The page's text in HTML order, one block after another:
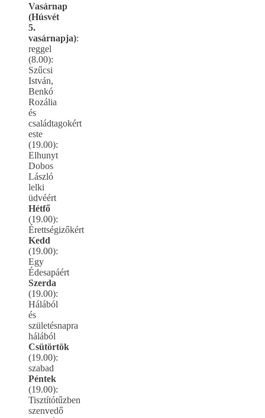
Vasárnap
(Húsvét
5.
vasárnapja):
reggel
(8.00):
Szűcsi
István,
Benkó
Rozália
és
családtagokért
este
(19.00):
Elhunyt
Dobos
László
lelki
üdvéért
Hétfő
(19.00):
Érettségizőkért
Kedd
(19.00):
Egy
Édesapáért
Szerda
(19.00):
Hálából
és
születésnapra
hálából
Csütörtök
(19.00):
szabad
Péntek
(19.00):
Tisztítótűzben
szenvedő